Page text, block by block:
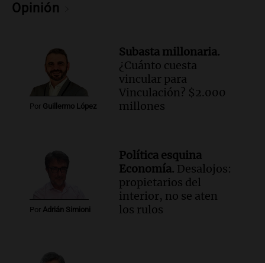
Opinión
Por Guillermo López
Subasta millonaria.
¿Cuánto cuesta
vincular para
Vinculación? $2.000
millones
Por Adrián Simioni
Política esquina
Economía. Desalojos:
propietarios del
interior, no se aten
los rulos